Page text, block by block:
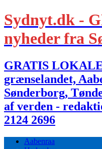
Sydnyt.dk -
nyheder fra
GRATIS
grænselandet,
Sønderborg,
af verden -
2124 2696
Aabenraa